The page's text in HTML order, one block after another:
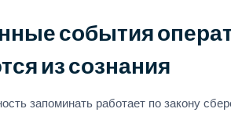
события
из сознания
запоминать работает по закону